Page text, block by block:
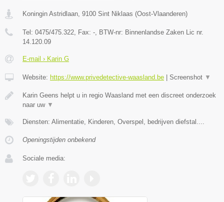
Koningin Astridlaan, 9100 Sint Niklaas (Oost-Vlaanderen)
Tel: 0475/475.322, Fax: -, BTW-nr: Binnenlandse Zaken Lic nr.
14.120.09
E-mail › Karin G
Website: https://www.privedetective-waasland.be Screenshot ▼
Karin Geens helpt u in regio Waasland met een discreet onderzoek
naar uw ▼
Diensten: Alimentatie, Kinderen, Overspel, bedrijven diefstal....
Openingstijden onbekend
Sociale media: